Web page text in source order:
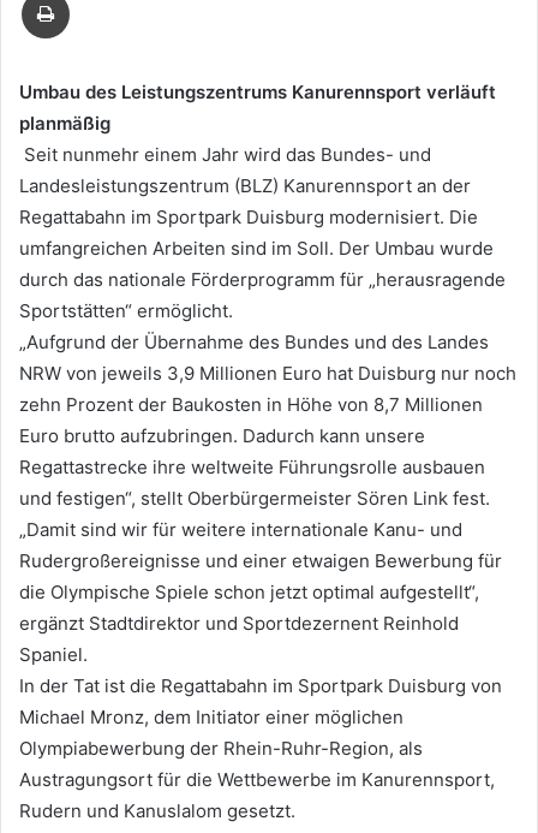
Umbau des Leistungszentrums Kanurennsport verläuft
planmäßig
Seit nunmehr einem Jahr wird das Bundes- und
Landesleistungszentrum (BLZ) Kanurennsport an der
Regattabahn im Sportpark Duisburg modernisiert. Die
umfangreichen Arbeiten sind im Soll. Der Umbau wurde
durch das nationale Förderprogramm für „herausragende
Sportstätten“ ermöglicht.
„Aufgrund der Übernahme des Bundes und des Landes
NRW von jeweils 3,9 Millionen Euro hat Duisburg nur noch
zehn Prozent der Baukosten in Höhe von 8,7 Millionen
Euro brutto aufzubringen. Dadurch kann unsere
Regattastrecke ihre weltweite Führungsrolle ausbauen
und festigen“, stellt Oberbürgermeister Sören Link fest.
„Damit sind wir für weitere internationale Kanu- und
Rudergroßereignisse und einer etwaigen Bewerbung für
die Olympische Spiele schon jetzt optimal aufgestellt“,
ergänzt Stadtdirektor und Sportdezernent Reinhold
Spaniel.
In der Tat ist die Regattabahn im Sportpark Duisburg von
Michael Mronz, dem Initiator einer möglichen
Olympiabewerbung der Rhein-Ruhr-Region, als
Austragungsort für die Wettbewerbe im Kanurennsport,
Rudern und Kanuslalom gesetzt.